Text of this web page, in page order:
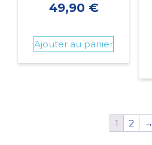
49,90 €
Ajouter au panier
1 2 →